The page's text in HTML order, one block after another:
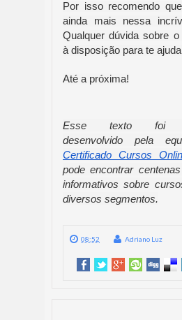
Por isso recomendo
ainda mais nessa
Qualquer dúvida sobre
à disposição para te
Até a próxima!
Esse texto foi
Certificado Cursos
pode encontrar
informativos sobre
diversos segmentos.
08:52 Adriano Luz